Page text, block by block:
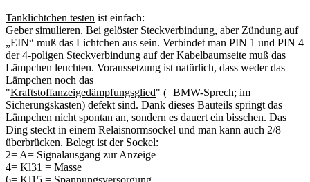
Tanklichtchen testen ist einfach:
Geber simulieren. Bei gelöster Steckverbindung, aber Zündung auf
„EIN“ muß das Lichtchen aus sein. Verbindet man PIN 1 und PIN 4
der 4-poligen Steckverbindung auf der Kabelbaumseite muß das
Lämpchen leuchten. Voraussetzung ist natürlich, dass weder das
Lämpchen noch das
"Kraftstoffanzeigedämpfungsglied" (=BMW-Sprech; im
Sicherungskasten) defekt sind. Dank dieses Bauteils springt das
Lämpchen nicht spontan an, sondern es dauert ein bisschen. Das
Ding steckt in einem Relaisnormsockel und man kann auch 2/8
überbrücken. Belegt ist der Sockel:
2= A= Signalausgang zur Anzeige
4= Kl31 = Masse